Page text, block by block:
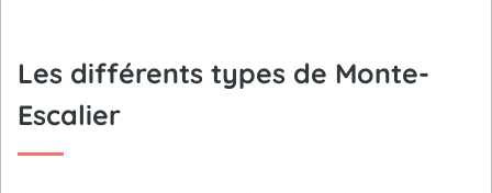
Les différents types de Monte-
Escalier